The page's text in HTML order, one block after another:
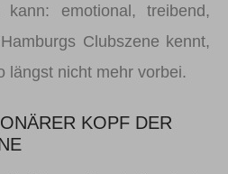
emotional, treibend,
Clubszene kennt,
längst nicht mehr vorbei.
KOPF DER